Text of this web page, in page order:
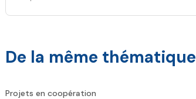
De la même thématique
Projets en coopération